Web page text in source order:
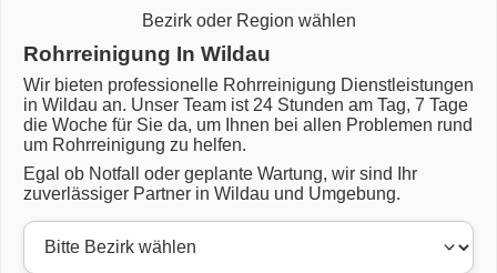
Bezirk oder Region wählen
Rohrreinigung In Wildau
Wir bieten professionelle Rohrreinigung Dienstleistungen
in Wildau an. Unser Team ist 24 Stunden am Tag, 7 Tage
die Woche für Sie da, um Ihnen bei allen Problemen rund
um Rohrreinigung zu helfen.
Egal ob Notfall oder geplante Wartung, wir sind Ihr
zuverlässiger Partner in Wildau und Umgebung.